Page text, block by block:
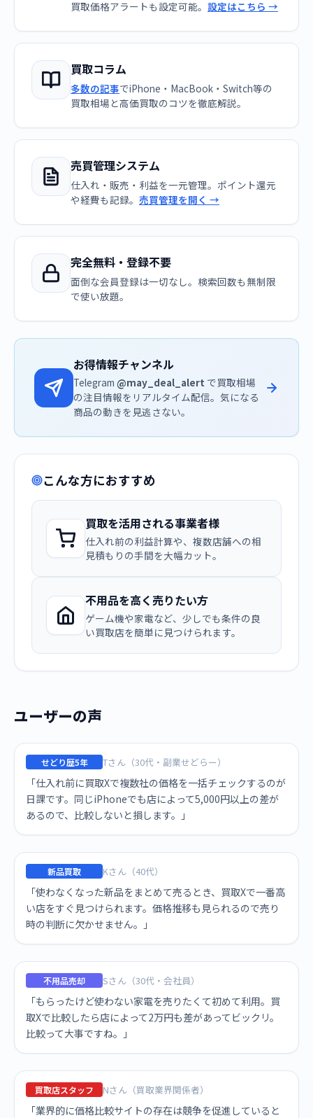
買取価格アラートも設定可能。 設定はこちら →
買取コラム
多数の記事でiPhone・MacBook・Switch等の
買取相場と高価買取のコツを徹底解説。
売買管理システム
仕入れ・販売・利益を一元管理。ポイント還元
や経費も記録。 売買管理を開く →
完全無料・登録不要
面倒な会員登録は一切なし。検索回数も無制限
で使い放題。
お得情報チャンネル
Telegram @may_deal_alert で買取相場
の注目情報をリアルタイム配信。気になる
商品の動きを見逃さない。
こんな方におすすめ
買取を活用される事業者様
仕入れ前の利益計算や、複数店舗への相
見積もりの手間を大幅カット。
不用品を高く売りたい方
ゲーム機や家電など、少しでも条件の良
い買取店を簡単に見つけられます。
ユーザーの声
せどり歴5年 Tさん（30代・副業せどらー）
「仕入れ前に買取Xで複数社の価格を一括チェックするのが
日課です。同じiPhoneでも店によって5,000円以上の差が
あるので、比較しないと損します。」
新品買取 Kさん（40代）
「使わなくなった新品をまとめて売るとき、買取Xで一番高
い店をすぐ見つけられます。価格推移も見られるので売り
時の判断に欠かせません。」
不用品売却 Sさん（30代・会社員）
「もらったけど使わない家電を売りたくて初めて利用。買
取Xで比較したら店によって2万円も差があってビックリ。
比較って大事ですね。」
買取店スタッフ Nさん（買取業界関係者）
「業界的に価格比較サイトの存在は競争を促進していると